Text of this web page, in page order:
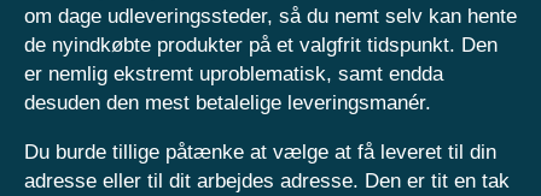
om dage udleveringssteder, så du nemt selv kan hente
de nyindkøbte produkter på et valgfrit tidspunkt. Den
er nemlig ekstremt uproblematisk, samt endda
desuden den mest betalelige leveringsmanér.
Du burde tillige påtænke at vælge at få leveret til din
adresse eller til dit arbejdes adresse. Den er tit en tak